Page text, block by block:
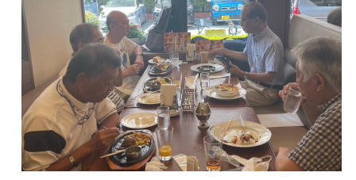
まいづるカレー食堂
100人カレー弥永
100人カレー警固
ワークショップ手作り教室
プログラミング教室
10日ランチ会
木曜倶楽部
思い出倶楽部
NPO法人概要
活動報告書
ご寄付のお願い